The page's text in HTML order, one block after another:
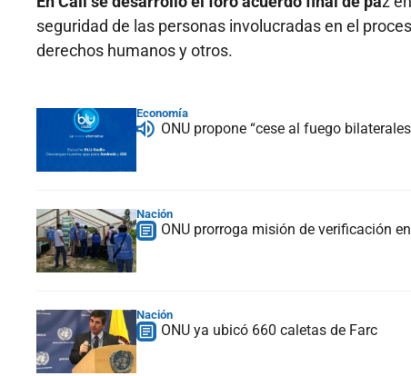
seguridad de las personas involucradas en el
derechos humanos y otros.
Economía
ONU propone “cese al fuego
Nación
ONU prorroga misión de verificación
Nación
ONU ya ubicó 660 caletas de Farc